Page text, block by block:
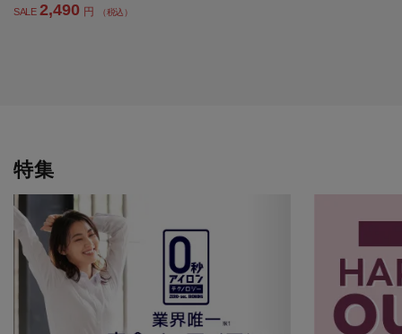
SALE 2,490 円 （税込）
特集